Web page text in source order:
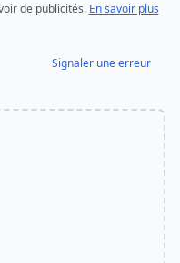
de publicités. En savoir plus
Signaler une erreur